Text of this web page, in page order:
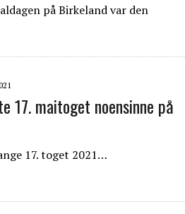
på Birkeland var den
17. maitoget noensinne på
17. toget 2021…